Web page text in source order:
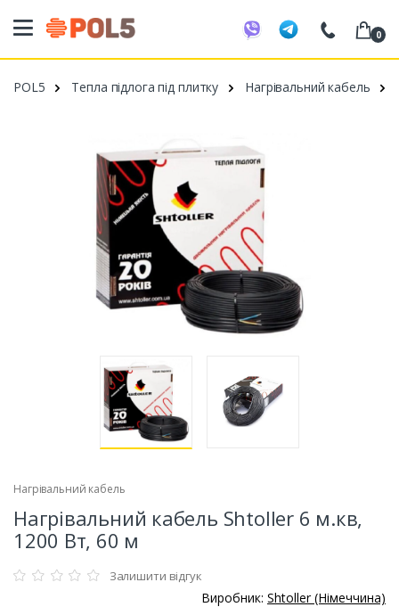
098 20 52 818
099 53 43 210
0
POL5 Тепла підлога під плитку Нагрівальний кабель
Нагрівальний кабель
Нагрівальний кабель Shtoller 6 м.кв,
1200 Вт, 60 м
Залишити відгук
Виробник: Shtoller (Німеччина)